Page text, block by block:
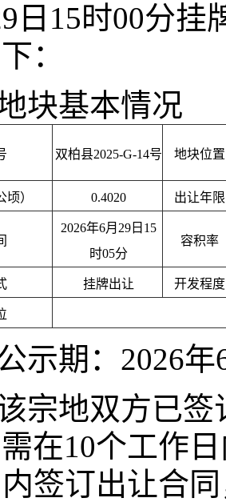
日15时00分
：
块基本情况
双柏县2025-G-14号 地块位置
） 0.4020 出让年限
2026年6月29日15
时05分
容积率
挂牌出让 开发程度
示期：2026
宗地双方已
在10个工作
签订出让合